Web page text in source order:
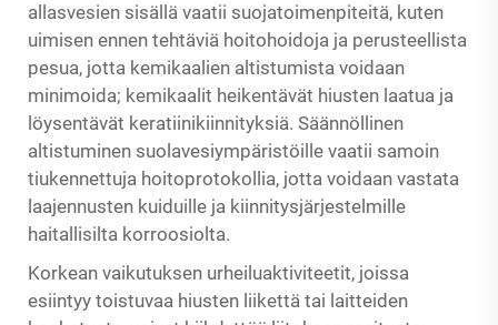
allasvesien sisällä vaatii suojatoimenpiteitä, kuten
uimisen ennen tehtäviä hoitohoidoja ja perusteellista
pesua, jotta kemikaalien altistumista voidaan
minimoida; kemikaalit heikentävät hiusten laatua ja
löysentävät keratiinikiinnityksiä. Säännöllinen
altistuminen suolavesiympäristöille vaatii samoin
tiukennettuja hoitoprotokollia, jotta voidaan vastata
laajennusten kuiduille ja kiinnitysjärjestelmille
haitallisilta korroosiolta.
Korkean vaikutuksen urheiluaktiviteetit, joissa
esiintyy toistuvaa hiusten liikettä tai laitteiden